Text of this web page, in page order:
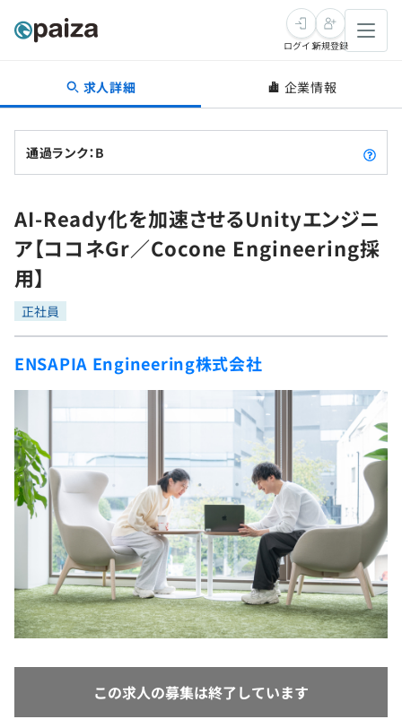
転職・キャリア
転職成功ガイド
転職エージェント
インタビュー
転職成功ガイド
新卒就活
求人検索
本選考
インターン
新卒エージェント
インタビュー
就活成功ガイド
学習
問題集
4択課題
リファレンス
プラン
個人向けプラン
法人向けプラン
学校向けプラン
プログラミング言語
再チャレンジ結果一覧
ゲーム・マンガ
Tech Team Journal
paiza times
note
paizaとは？
ログイン新規登録
求人詳細 企業情報
通過ランク：B
AI-Ready化を加速させるUnityエンジニ
ア【ココネGr／Cocone Engineering採
用】
正社員
ENSAPIA Engineering株式会社
この求人の募集は終了しています